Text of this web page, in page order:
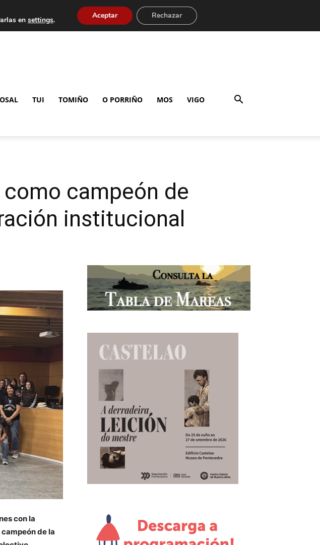
TUI TOMIÑO O PORRIÑO MOS VIGO
campeón de
institucional
con la
de la
en settings. Aceptar Rechazar